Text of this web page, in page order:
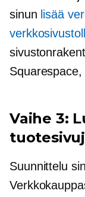
sinun lisää
Vaihe 3:
Suunnittelu